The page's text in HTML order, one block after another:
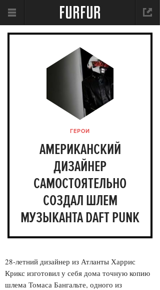
ГЕРОИ
АМЕРИКАНСКИЙ
ДИЗАЙНЕР
САМОСТОЯТЕЛЬНО
СОЗДАЛ ШЛЕМ
МУЗЫКАНТА DAFT PUNK
28-летний дизайнер из Атланты Харрис
Крикс изготовил у себя дома точную копию
шлема Томаса Бангальте, одного из